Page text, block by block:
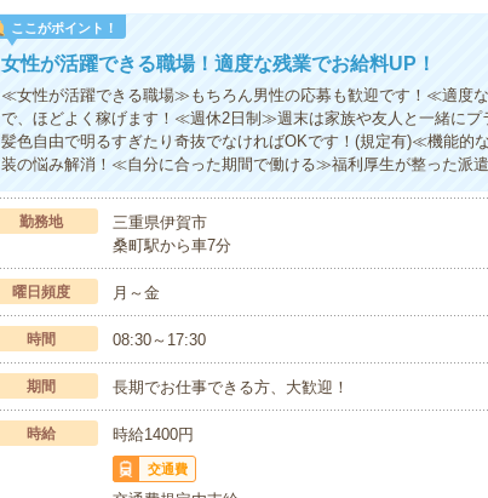
ここがポイント！
女性が活躍できる職場！適度な残業でお給料UP！
≪女性が活躍できる職場≫もちろん男性の応募も歓迎です！≪適度
で、ほどよく稼げます！≪週休2日制≫週末は家族や友人と一緒に
髪色自由で明るすぎたり奇抜でなければOKです！(規定有)≪機能的
装の悩み解消！≪自分に合った期間で働ける≫福利厚生が整った派遣
勤務地
三重県伊賀市
桑町駅から車7分
曜日頻度 月～金
時間 08:30～17:30
期間 長期でお仕事できる方、大歓迎！
時給 時給1400円
交通費